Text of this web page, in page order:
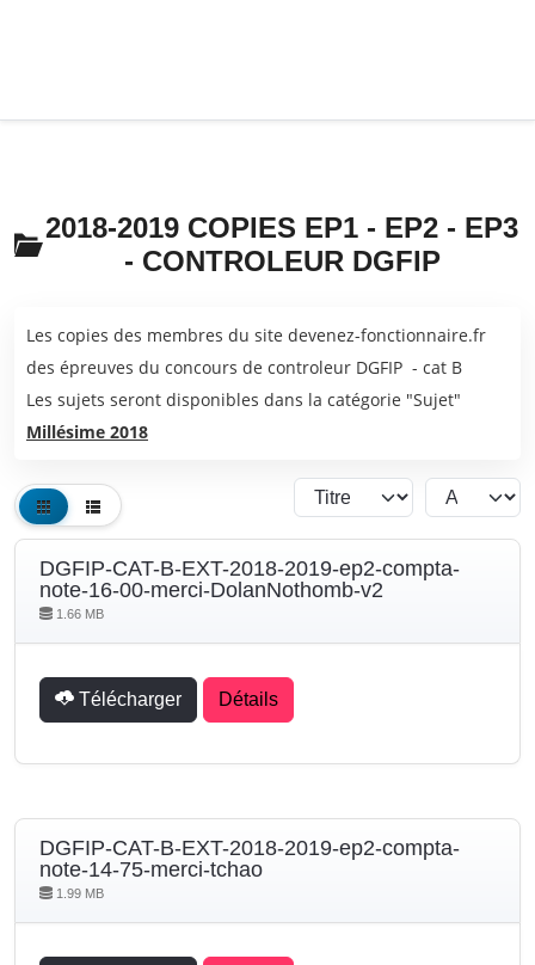
2018-2019 COPIES EP1 - EP2 - EP3
- CONTROLEUR DGFIP
Les copies des membres du site devenez-fonctionnaire.fr
des épreuves du concours de controleur DGFIP - cat B
Les sujets seront disponibles dans la catégorie "Sujet"
Millésime 2018
DGFIP-CAT-B-EXT-2018-2019-ep2-compta-
note-16-00-merci-DolanNothomb-v2
1.66 MB
Télécharger Détails
DGFIP-CAT-B-EXT-2018-2019-ep2-compta-
note-14-75-merci-tchao
1.99 MB